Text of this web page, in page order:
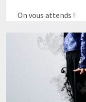
On vous attends !